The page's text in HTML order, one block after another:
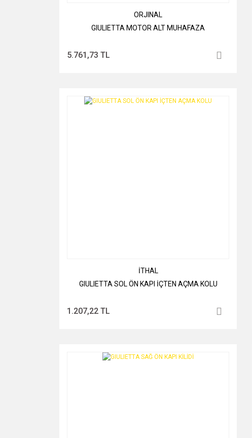
ORJINAL
GIULIETTA MOTOR ALT MUHAFAZA
5.761,73 TL
İTHAL
GIULIETTA SOL ÖN KAPI İÇTEN AÇMA KOLU
1.207,22 TL